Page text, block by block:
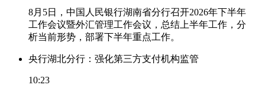
8月5日，中国人民银行湖南省分行召开2026年下半年
工作会议暨外汇管理工作会议，总结上半年工作，分
析当前形势，部署下半年重点工作。
央行湖北分行：强化第三方支付机构监管
10:23